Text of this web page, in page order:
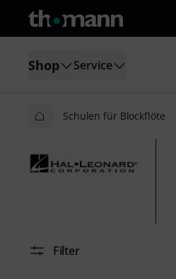
Shop Service
Schulen für Blockflöte
Filter